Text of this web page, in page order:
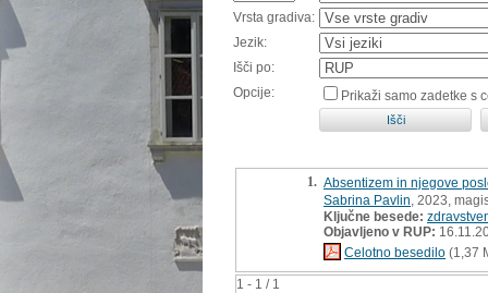
Vrsta gradiva:
Jezik:
Išči po:
Opcije:
Prikaži samo zadetke s
1 - 1 / 1
1. Absentizem in njegove
Sabrina Pavlin , 2023,
Ključne besede:
Objavljeno v RUP:
Celotno besedilo (1,37